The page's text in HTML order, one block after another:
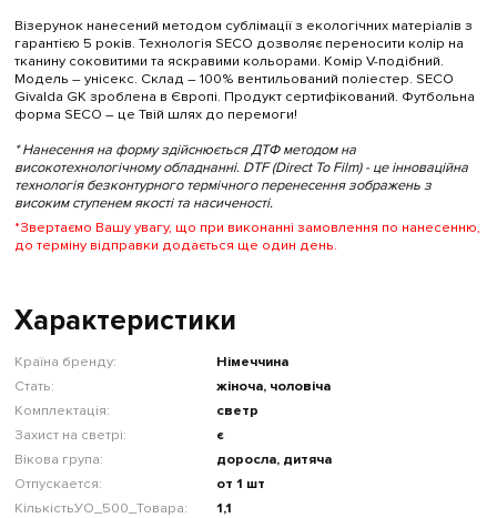
Візерунок нанесений методом сублімації з екологічних матеріалів з
гарантією 5 років. Технологія SECO дозволяє переносити колір на
тканину соковитими та яскравими кольорами. Комір V-подібний.
Модель – унісекс. Склад – 100% вентильований поліестер. SECO
Givalda GK зроблена в Європі. Продукт сертифікований. Футбольна
форма SECO – це Твій шлях до перемоги!
* Нанесення на форму здійснюється ДТФ методом на
високотехнологічному обладнанні. DTF (Direct To Film) - це інноваційна
технологія безконтурного термічного перенесення зображень з
високим ступенем якості та насиченості.
*Звертаємо Вашу увагу, що при виконанні замовлення по нанесенню,
до терміну відправки додається ще один день.
Характеристики
Країна бренду:
Німеччина
Стать:
жіноча, чоловіча
Комплектація:
светр
Захист на светрі:
є
Вікова група:
доросла, дитяча
Отпускается:
от 1 шт
КількістьУО_500_Товара:
1,1